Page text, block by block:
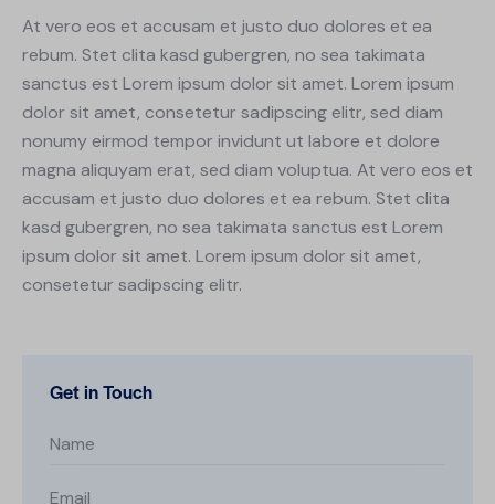
At vero eos et accusam et justo duo dolores et ea
rebum. Stet clita kasd gubergren, no sea takimata
sanctus est Lorem ipsum dolor sit amet. Lorem ipsum
dolor sit amet, consetetur sadipscing elitr, sed diam
nonumy eirmod tempor invidunt ut labore et dolore
magna aliquyam erat, sed diam voluptua. At vero eos et
accusam et justo duo dolores et ea rebum. Stet clita
kasd gubergren, no sea takimata sanctus est Lorem
ipsum dolor sit amet. Lorem ipsum dolor sit amet,
consetetur sadipscing elitr.
Get in Touch